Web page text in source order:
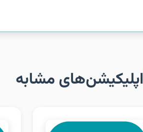
اپلیکیشن‌های مشابه